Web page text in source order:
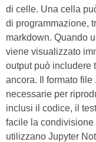
di celle. Una cella
di programmazione,
markdown. Quando
viene visualizzato
output può includere
ancora. Il formato
necessarie per
inclusi il codice, il
facile la
utilizzano Jupyter